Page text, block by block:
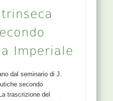
Imperiale
dal seminario di J.
secondo
trascrizione del